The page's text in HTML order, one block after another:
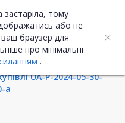
тому
або не
браузер для
про мінімальні
.
UA ENG
закупівлю
UA-P-2024-05-30-
a